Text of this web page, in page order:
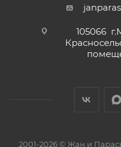
105066
2001-2026 © Жан и